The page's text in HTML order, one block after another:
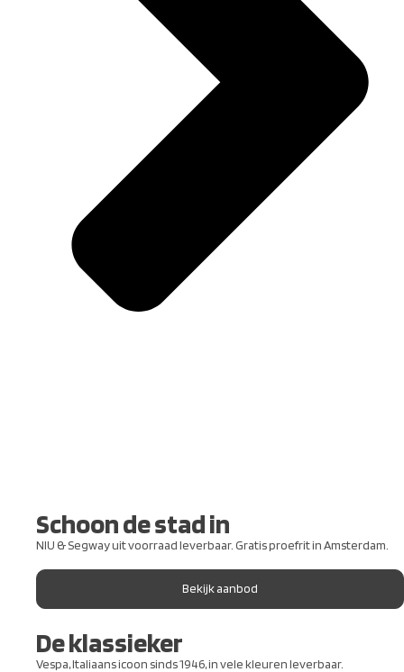
Schoon de stad in
NIU & Segway uit voorraad leverbaar. Gratis proefrit in Amsterdam.
Bekijk aanbod
De klassieker
Vespa, Italiaans icoon sinds 1946, in vele kleuren leverbaar.